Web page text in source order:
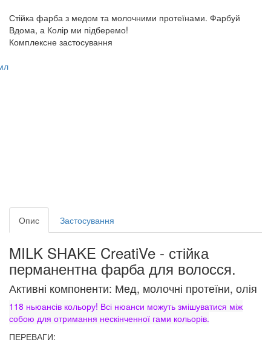
Стійка фарба з медом та молочними протеїнами. Фарбуй
Вдома, а Колір ми підберемо!
Комплексне застосування
Опис Застосування
MILK SHAKE CreatiVe - стійка
перманентна фарба для волосся.
Активні компоненти: Мед, молочні протеїни, олія
118 ньюансів кольору! Всі нюанси можуть змішуватися між
собою для отримання нескінченної гами кольорів.
ПЕРЕВАГИ: